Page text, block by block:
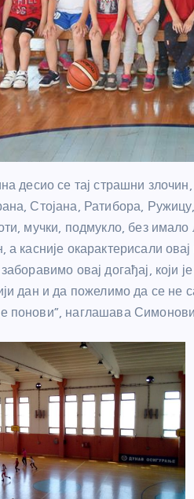
десио се тај страшни
Стојана, Ратибора,
мучки, подмукло, без имало
а касније окарактерисали
овај догађај,
дан и да пожелимо да се
понови”, наглашава